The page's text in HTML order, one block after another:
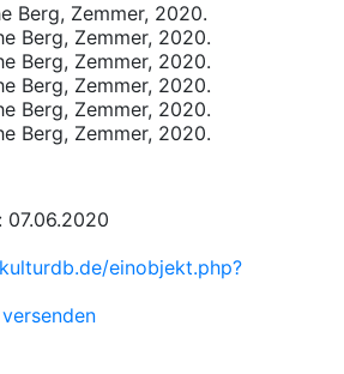
Berg, Zemmer, 2020.
Berg, Zemmer, 2020.
Berg, Zemmer, 2020.
Berg, Zemmer, 2020.
Berg, Zemmer, 2020.
Berg, Zemmer, 2020.
07.06.2020
einobjekt.php?